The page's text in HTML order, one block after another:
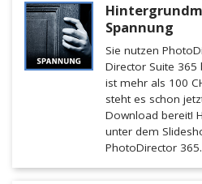
Spannung
Sie nutzen
Director Suite 365
ist mehr als 100
steht es schon
Download bereit!
unter dem
PhotoDirector 365.